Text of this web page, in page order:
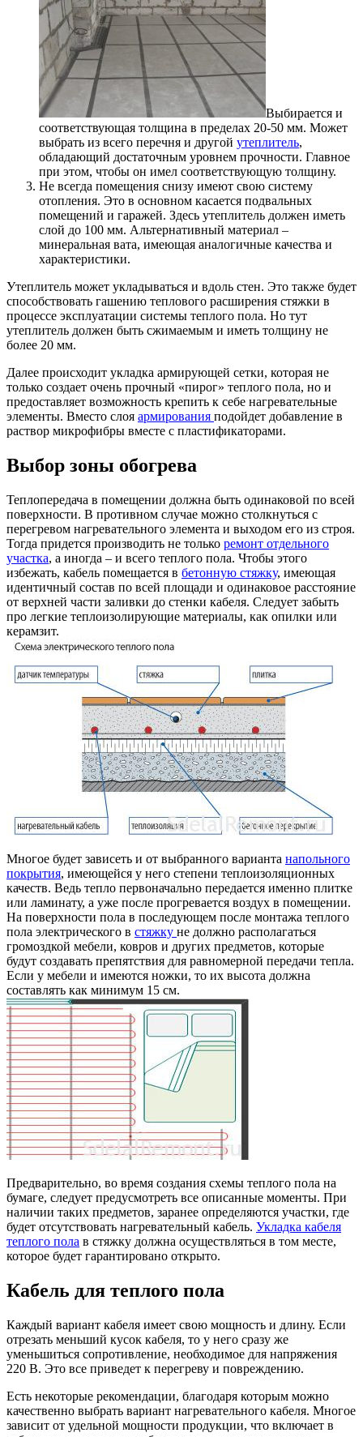
Выбирается и
соответствующая толщина в пределах 20-50 мм. Может
выбрать из всего перечня и другой утеплитель,
обладающий достаточным уровнем прочности. Главное
при этом, чтобы он имел соответствующую толщину.
Не всегда помещения снизу имеют свою систему
отопления. Это в основном касается подвальных
помещений и гаражей. Здесь утеплитель должен иметь
слой до 100 мм. Альтернативный материал –
минеральная вата, имеющая аналогичные качества и
характеристики.
Утеплитель может укладываться и вдоль стен. Это также будет
способствовать гашению теплового расширения стяжки в
процессе эксплуатации системы теплого пола. Но тут
утеплитель должен быть сжимаемым и иметь толщину не
более 20 мм.
Далее происходит укладка армирующей сетки, которая не
только создает очень прочный «пирог» теплого пола, но и
предоставляет возможность крепить к себе нагревательные
элементы. Вместо слоя армирования подойдет добавление в
раствор микрофибры вместе с пластификаторами.
Выбор зоны обогрева
Теплопередача в помещении должна быть одинаковой по всей
поверхности. В противном случае можно столкнуться с
перегревом нагревательного элемента и выходом его из строя.
Тогда придется производить не только ремонт отдельного
участка, а иногда – и всего теплого пола. Чтобы этого
избежать, кабель помещается в бетонную стяжку, имеющая
идентичный состав по всей площади и одинаковое расстояние
от верхней части заливки до стенки кабеля. Следует забыть
про легкие теплоизолирующие материалы, как опилки или
керамзит.
Многое будет зависеть и от выбранного варианта напольного
покрытия, имеющейся у него степени теплоизоляционных
качеств. Ведь тепло первоначально передается именно плитке
или ламинату, а уже после прогревается воздух в помещении.
На поверхности пола в последующем после монтажа теплого
пола электрического в стяжку не должно располагаться
громоздкой мебели, ковров и других предметов, которые
будут создавать препятствия для равномерной передачи тепла.
Если у мебели и имеются ножки, то их высота должна
составлять как минимум 15 см.
Предварительно, во время создания схемы теплого пола на
бумаге, следует предусмотреть все описанные моменты. При
наличии таких предметов, заранее определяются участки, где
будет отсутствовать нагревательный кабель. Укладка кабеля
теплого пола в стяжку должна осуществляться в том месте,
которое будет гарантировано открыто.
Кабель для теплого пола
Каждый вариант кабеля имеет свою мощность и длину. Если
отрезать меньший кусок кабеля, то у него сразу же
уменьшиться сопротивление, необходимое для напряжения
220 В. Это все приведет к перегреву и повреждению.
Есть некоторые рекомендации, благодаря которым можно
качественно выбрать вариант нагревательного кабеля. Многое
зависит от удельной мощности продукции, что включает в